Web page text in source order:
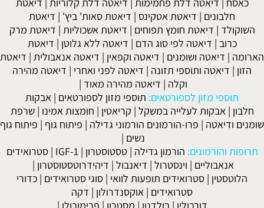
חלבונים | דיאטת אטקינס | דיאטת סאות' ביץ' | דיאטת
השוקולד | דיאטת חומץ תפוחים | דיאטת אשכוליות | דיאטת מרק
כרוב | דיאטה לפי סוג הדם | דיאטה ללא גלוטן | דיאטת
הארומה | דיאטה ושומנים | דיאטה וקפאין | דיאטה אנאבולית | דיאטת
הזון | דיאטה ותוספי תזונה | דיאטה לפני ואחרי | דיאטה מהירה
וקלה | דיאטה מהירה מאוד |
תוספי מזון לספורטאים: תוספי מזון לספורטאים | אבקות
חלבון | אבקות לעלייה במשקל | קריאטין | חומצות אמינו |שרפת
שומנים ודיאטה | פרו-הורמונים הורמוני גדילה | פיתוח גוף | פיתוח גוף
נשים |
תרופות והורמונים: הורמון גדילה |טסטוסטרון |
IGF-1
|סטרואידים
אנאבוליים | וינסטרול | דיאנבול | דיהידרוטסטוסטרון |
הלוטסטין | סטרואידים תופעות לוואי | סוגי סטרואידים | כדורי
סטרואידים | אוקסנדרולון | דקה
דורבולין | בולדנון | מסטרון | פרימובולן |